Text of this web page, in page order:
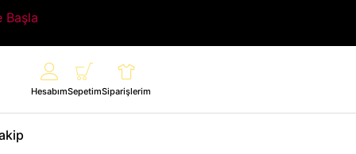
Başla
HesabımSepetimSiparişlerim